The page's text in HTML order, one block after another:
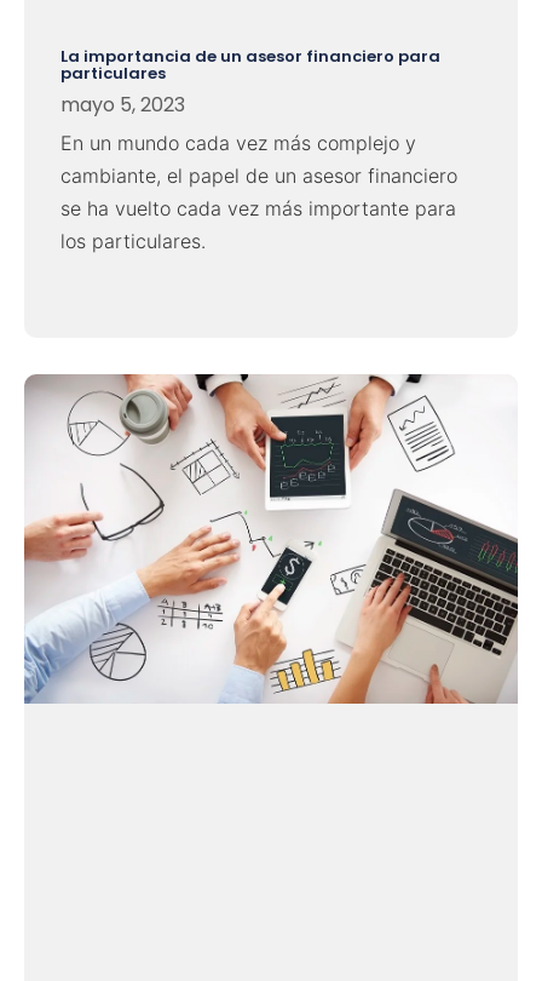
La importancia de un asesor financiero para
particulares
mayo 5, 2023
En un mundo cada vez más complejo y
cambiante, el papel de un asesor financiero
se ha vuelto cada vez más importante para
los particulares.